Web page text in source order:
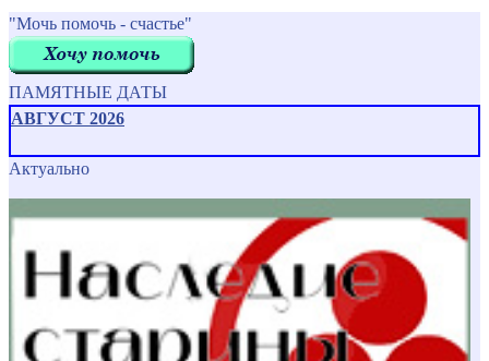
"Мочь помочь - счастье"
ПАМЯТНЫЕ ДАТЫ
АВГУСТ 2026
Актуально